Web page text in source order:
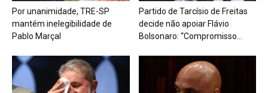
Por unanimidade, TRE-SP
mantém inelegibilidade de
Pablo Marçal
Partido de Tarcísio de Freitas
decide não apoiar Flávio
Bolsonaro: “Compromisso...